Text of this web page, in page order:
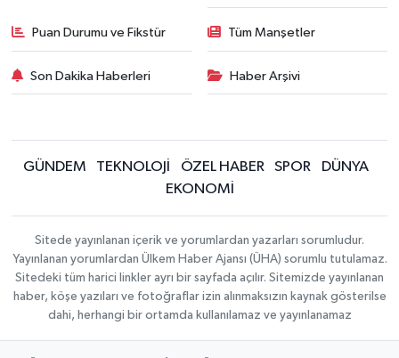
Puan Durumu ve Fikstür Tüm Manşetler
Son Dakika Haberleri Haber Arşivi
GÜNDEM TEKNOLOJİ ÖZEL HABER SPOR
DÜNYA
EKONOMİ
Sitede yayınlanan içerik ve yorumlardan yazarları sorumludur.
Yayınlanan yorumlardan Ülkem Haber Ajansı (ÜHA) sorumlu tutulamaz.
Sitedeki tüm harici linkler ayrı bir sayfada açılır. Sitemizde yayınlanan
haber, köşe yazıları ve fotoğraflar izin alınmaksızın kaynak gösterilse
dahi, herhangi bir ortamda kullanılamaz ve yayınlanamaz